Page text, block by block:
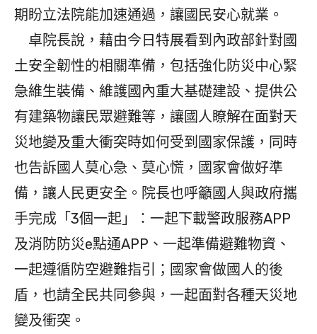
期盼立法院能加速通過，讓國民安心就業。
卓院長說，藉由今日特展看到內政部針對國
土安全韌性的相關準備，包括強化防災中心緊
急維生裝備、維護國內重大基礎建設、提供公
有建築物讓民眾避難等，讓國人瞭解在面對天
災地變及重大衝突時如何受到國家保護，同時
也告訴國人莫心急、莫心慌，國家會做好準
備，讓人民更安全。院長也呼籲國人與政府攜
手完成「3個一起」：一起下載警政服務APP
及消防防災e點通APP、一起準備避難物資、
一起遵循防空避難指引；國家會做國人的後
盾，也請全民共同參與，一起面對各種天災地
變及衝突。